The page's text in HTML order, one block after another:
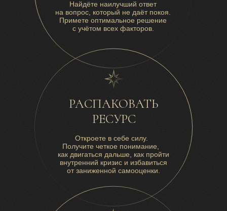
Найдёте наилучший ответ
на вопрос, который не даёт покоя.
Примете оптимальное решение
с учётом всех факторов.
Откроете в себе силу.
Получите четкое понимание,
как двигаться дальше, как пройти
внутренний кризис и избавиться
от заниженной самооценки.
РАСПАКОВАТЬ
РЕСУРС